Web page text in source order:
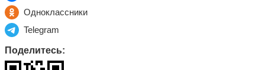
Одноклассники
Telegram
Поделитесь: